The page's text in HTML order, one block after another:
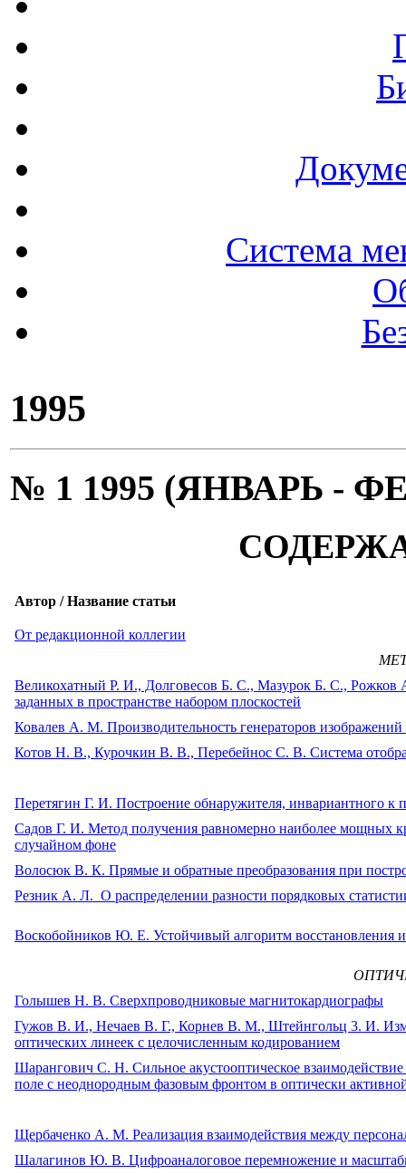
Система
1995
№ 1 1995 (ЯНВАРЬ -
Автор / Название статьи
От редакционной коллегии
Великохатный Р. И., Долговесов Б. С., Мазурок Б. С., Рожков
заданных в пространстве набором плоскостей
Ковалев А. М. Производительность генераторов
Котов Н. В., Курочкин В. В., Перебейнос С. В. Система
Перетягин Г. И. Построение обнаружителя, инвариантного к
Садов Г. И. Метод получения равномерно наиболее мощных
случайном фоне
Волосюк В. К. Прямые и обратные преобразования при
Резник А. Л. О распределении разности порядковых
Воскобойников Ю. Е. Устойчивый алгоритм
Голышев Н. В. Сверхпроводниковые магнитокардиографы
Гужов В. И., Нечаев В. Г., Корнев В. М., Штейнгольц 3. И.
оптических линеек с целочисленным кодированием
Шарангович С. Н. Сильное акустооптическое
поле с неоднородным фазовым фронтом в оптически
Щербаченко А. М. Реализация взаимодействия между
Шалагинов Ю. В. Цифроаналоговое перемножение и